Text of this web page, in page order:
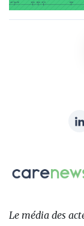
sur:
Le
des
Le média des